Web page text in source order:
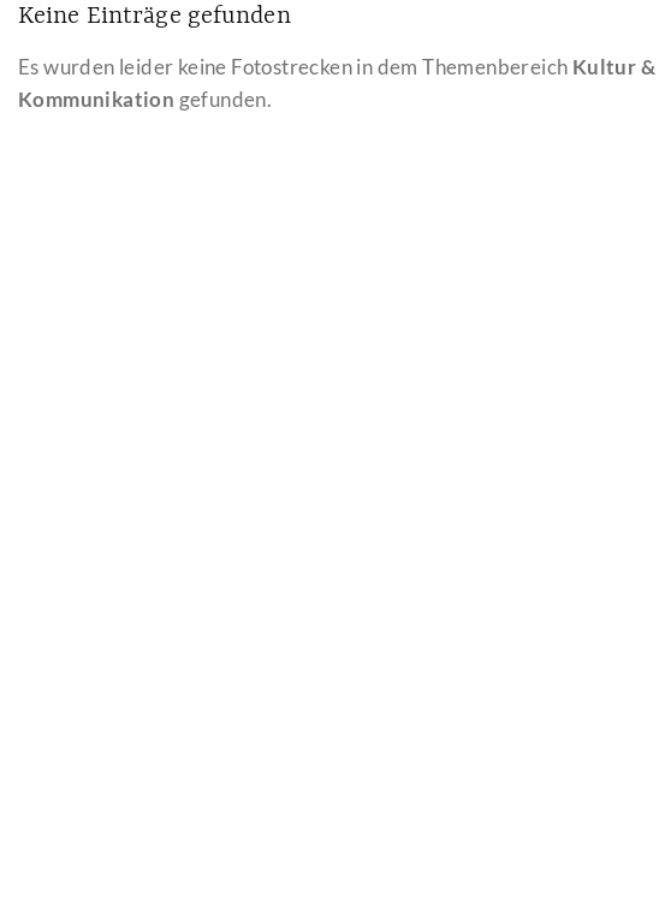
Keine Einträge gefunden
Es wurden leider keine Fotostrecken in dem Themenbereich Kultur &
Kommunikation gefunden.